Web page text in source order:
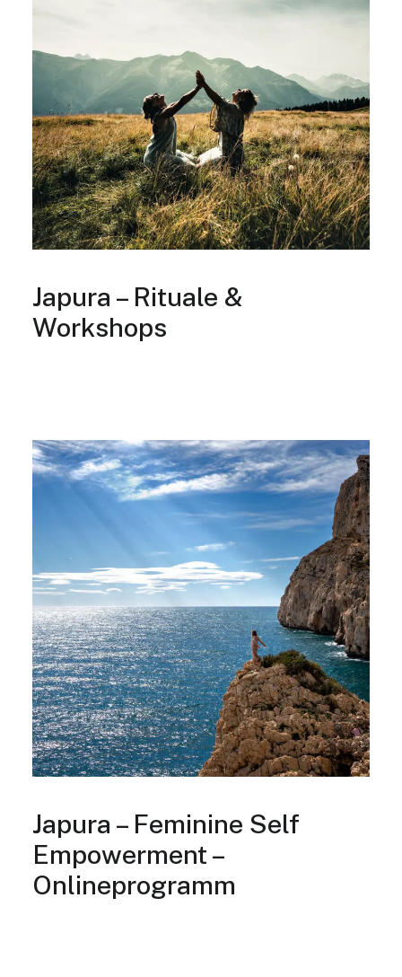
Japura – Rituale &
Workshops
Japura – Feminine Self
Empowerment –
Onlineprogramm